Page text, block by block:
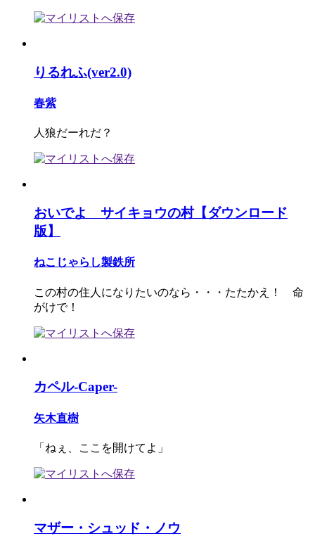
りるれふ(ver2.0)
春紫
人狼だーれだ？
おいでよ サイキョウの村【ダウンロード
版】
ねこじゃらし製鉄所
この村の住人になりたいのなら・・・たたかえ！ 命
がけで！
カペル-Caper-
矢木直樹
「ねぇ、ここを開けてよ」
マザー・シュッド・ノウ